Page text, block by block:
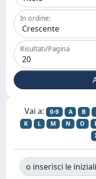
In ordine:
Risultati/Pagina
Vai a: 0-9 A B
K
L M N O
o inserisci le